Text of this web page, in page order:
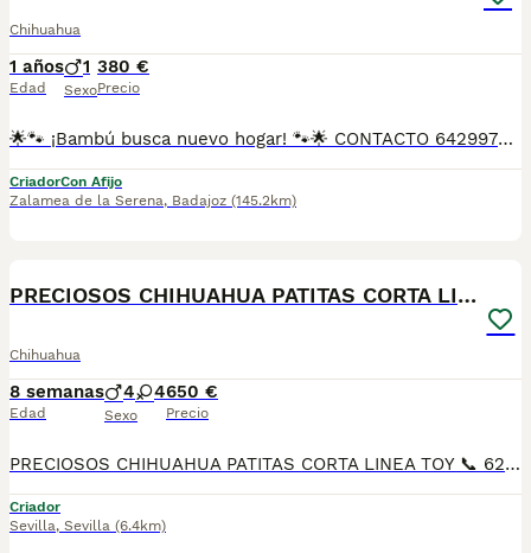
Chihuahua
1 años
Edad
1
Sexo
380 €
Precio
🌟🐾 ¡Bambú busca nuevo hogar! 🐾🌟 CONTACTO 642997300 Bambú es un chihuahua merlé con un patrón precioso y único, nacido el 3 de marzo de 2025. Es un perrito alegre, curioso y lleno de encanto. Tiene todas sus vacunas al día y ya está listo para salir a pasear y descubrir el mundo contigo. PESA 2,8 Kg. 🔹 Detalle importante: Bamboo tiene solo un testículo, pero esto no le impide ser un compañero sano y adorable. Si buscas un perrito especial, lleno de ternura y con una mirada que enamora, ¡Bambú está esperando conocerte! 🐾💚
CriadorCon Afijo
Zalamea de la Serena, Badajoz (145.2km)
PRECIOSOS CHIHUAHUA PATITAS CORTA LINEA TOY
Chihuahua
8 semanas
Edad
4 4
Sexo
650 €
Precio
PRECIOSOS CHIHUAHUA PATITAS CORTA LINEA TOY 📞 624 239 408, raza pura 50 por ciento RUSO patitas corta muy chato muy lista y obediente, ideal para piso es muy cariñoso y juguetón Varios colores, cremas , bicolores . lila desde 700€ A 1200€, SEGUN COLOR Y SEXO DEL CHIHUAHUA precios reales si entráis en la wed : MUNDOCHIHUAHUA.ES TENEMOS CANICHES, CHIHUAHUA, MALTIPOL, POMERANIA, BICHON MALTES 🧾 Cartilla veterinaria 🩺 Vacunaciones y desparasitaciones al día 📄 Contrato de garantía 🚚 Envíos a toda España, 💳 Pago a la entrega, contra reembolso 📞 624 239 408 📹 Vídeos y más información por WhatsApp 🌐 MUNDOCHIHUAHUA.ES
Criador
Sevilla, Sevilla (6.4km)